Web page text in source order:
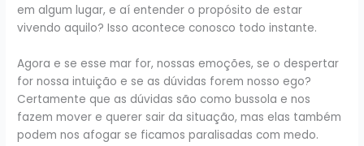
em algum lugar, e aí entender o propósito de estar
vivendo aquilo? Isso acontece conosco todo instante.
Agora e se esse mar for, nossas emoções, se o despertar
for nossa intuição e se as dúvidas forem nosso ego?
Certamente que as dúvidas são como bussola e nos
fazem mover e querer sair da situação, mas elas também
podem nos afogar se ficamos paralisadas com medo.